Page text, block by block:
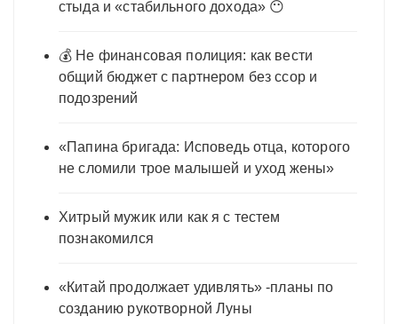
стыда и «стабильного дохода» 😶
💰 Не финансовая полиция: как вести
общий бюджет с партнером без ссор и
подозрений
«Папина бригада: Исповедь отца, которого
не сломили трое малышей и уход жены»
Хитрый мужик или как я с тестем
познакомился
«Китай продолжает удивлять» -планы по
созданию рукотворной Луны